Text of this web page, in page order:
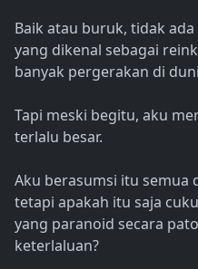
Baik atau buruk, tidak
yang dikenal sebagai
banyak pergerakan di
Tapi meski begitu, aku
terlalu besar.
Aku berasumsi itu semua
tetapi apakah itu saja
yang paranoid secara
keterlaluan?